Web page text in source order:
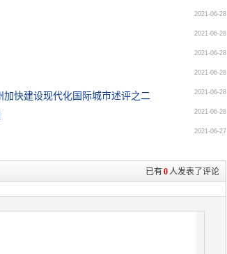
2021-06-28
2021-06-28
2021-06-28
2021-06-28
快建设现代化国际城市述评之二 2021-06-28
2021-06-28
2021-06-27
已有0人发表了评论